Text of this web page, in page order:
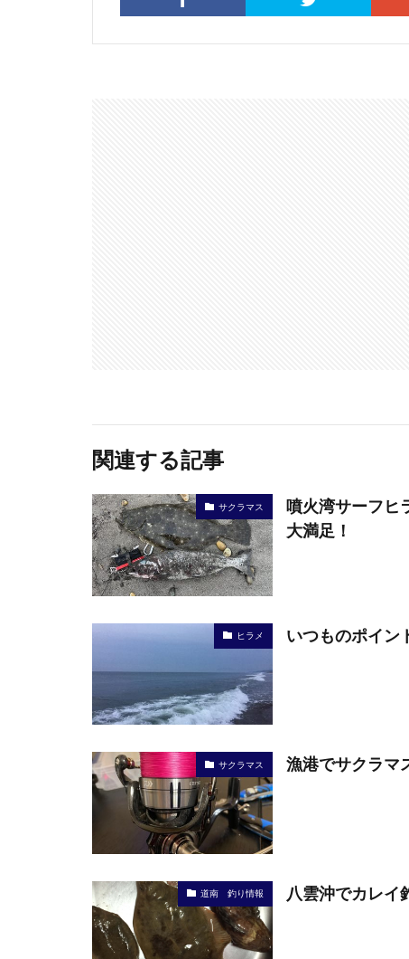
関連する記事
サクラマス
噴火湾サーフヒ
大満足！
ヒラメ いつものポイン
サクラマス 漁港でサクラマ
道南 釣り情報 八雲沖でカレイ